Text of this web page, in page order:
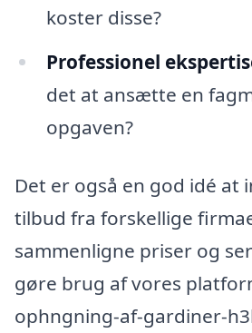
koster disse?
Professionel
det at ansætte en
opgaven?
Det er også en god idé at
tilbud fra forskellige
sammenligne priser og
gøre brug af vores
ophngning-af-gardiner-